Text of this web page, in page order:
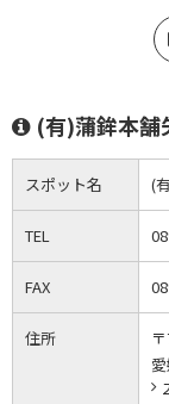
(有)蒲鉾本舗
スポット名 (
TEL
FAX
住所